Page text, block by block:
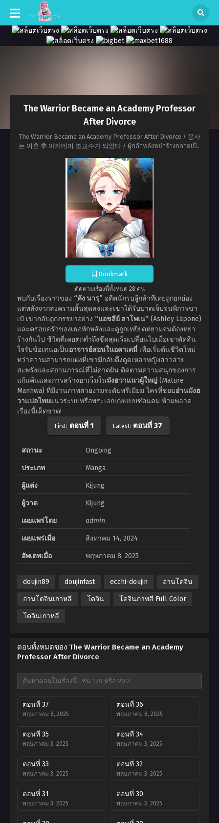
The Warrior Became an Academy Professor
After Divorce
The Warrior Became an Academy Professor After Divorce / 용사
는 이혼 후 아카데미 조교수가 되었다 / ผู้กล้าหลังหย่าร้างกลายเป็น
การหย่าร้าง / O Herói se Tornou um Professor da Academia Após
o Divórcio
Bookmark
ติดตามเรื่องนี้ทั้งหมด 28 คน
พบกับเรื่องราวของ “คัง นารุ” อดีตนักรบผู้กล้าที่เคยถูกยกย่อง
แต่หลังจากสงครามสิ้นสุดลงและเขาได้รับบาดเจ็บจนพิการขา
เป๋ เขากลับถูกภรรยาอย่าง “แอชลีย์ ลาโพเน” (Ashley Lapone)
และครอบครัวของเธอหักหลังและดูถูกเหยียดหยามจนต้องหย่า
ร้างกันไป ชีวิตที่เคยตกต่ำถึงขีดสุดเริ่มเปลี่ยนไปเมื่อเขาตัดสิน
ใจรับข้อเสนอเป็นอาจารย์สอนในอคาเดมี่ เพื่อเริ่มต้นชีวิตใหม่
ทว่าความสามารถแฝงที่เขามีกลับดึงดูดเหล่าหญิงสาวสวย
สะพรั่งและสถานการณ์ที่ไม่คาดฝัน ติดตามความสนุกของการ
แก้แค้นและการสร้างฮาเร็มในมังฮวาแนวผู้ใหญ่ (Mature
Manhwa) ที่มีงานภาพสวยงามระดับพรีเมียม ใครที่ชอบอ่านมังฮ
วาแปลไทยแนวระบบหรือพระเอกเก่งแบบซ่อนคม ห้ามพลาด
เรื่องนี้เด็ดขาด!
First: ตอนที่ 1 Latest: ตอนที่ 37
สถานะ Ongoing
ประเภท Manga
ผู้แต่ง Kijung
ผู้วาด Kijung
เผยแพร่โดย admin
เผยแพร่เมื่อ สิงหาคม 14, 2024
อัพเดทเมื่อ พฤษภาคม 8, 2025
doujin89 doujinfast ecchi-doujin อ่านโดจิน
อ่านโดจินเกาหลี โดจิน โดจินภาพสี Full Color
โดจินเกาหลี
ตอนทั้งหมดของ The Warrior Became an Academy
Professor After Divorce
ตอนที่ 37
พฤษภาคม 8, 2025
ตอนที่ 36
พฤษภาคม 8, 2025
ตอนที่ 35
พฤษภาคม 3, 2025
ตอนที่ 34
พฤษภาคม 3, 2025
ตอนที่ 33
พฤษภาคม 3, 2025
ตอนที่ 32
พฤษภาคม 3, 2025
ตอนที่ 31
พฤษภาคม 3, 2025
ตอนที่ 30
พฤษภาคม 3, 2025